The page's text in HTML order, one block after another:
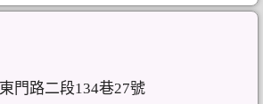
門路二段134巷27號